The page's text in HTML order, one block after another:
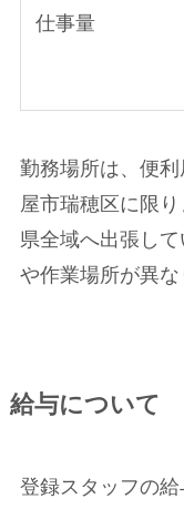
仕事量
勤務場所は、便
屋市瑞穂区に限
県全域へ出張し
や作業場所が異な
給与について
登録スタッフの